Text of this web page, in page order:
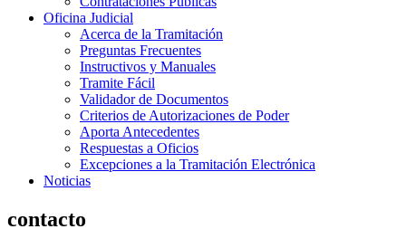
Oficina Judicial
Acerca de la Tramitación
Preguntas Frecuentes
Instructivos y Manuales
Tramite Fácil
Validador de Documentos
Criterios de Autorizaciones de Poder
Aporta Antecedentes
Respuestas a Oficios
Excepciones a la Tramitación Electrónica
Noticias
contacto